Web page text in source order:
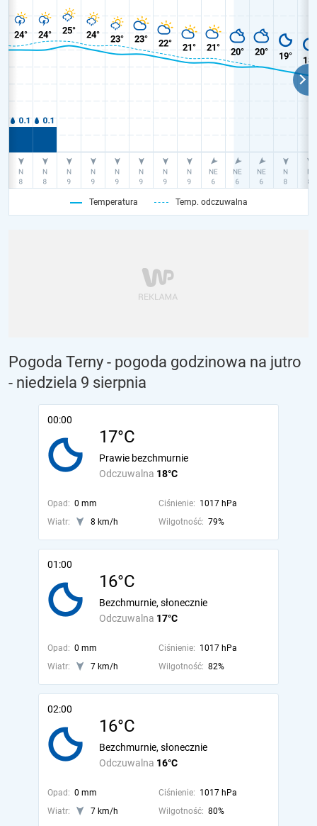
Temperatura Temp. odczuwalna
Pogoda Terny - pogoda godzinowa na jutro
- niedziela 9 sierpnia
00:00
17°C
Odczuwalna 18°C
Prawie bezchmurnie
Opad: 0 mm Ciśnienie: 1017 hPa
Wiatr:
8 km/h Wilgotność: 79%
01:00
16°C
Odczuwalna 17°C
Bezchmurnie, słonecznie
Opad: 0 mm Ciśnienie: 1017 hPa
Wiatr:
7 km/h Wilgotność: 82%
02:00
16°C
Odczuwalna 16°C
Bezchmurnie, słonecznie
Opad: 0 mm Ciśnienie: 1017 hPa
Wiatr:
7 km/h Wilgotność: 80%